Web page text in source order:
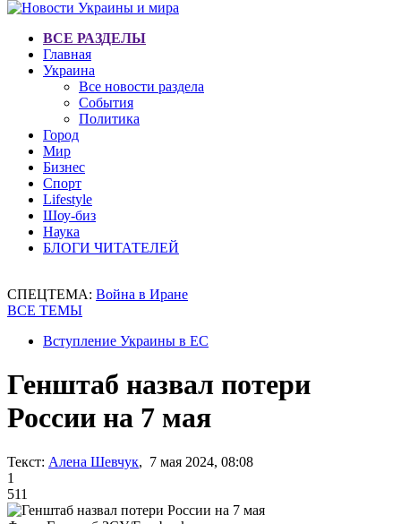
ВСЕ РАЗДЕЛЫ
Главная
Украина
Все новости раздела
События
Политика
Город
Мир
Бизнес
Спорт
Lifestyle
Шоу-биз
Наука
БЛОГИ ЧИТАТЕЛЕЙ
СПЕЦТЕМА: Война в Иране
ВСЕ ТЕМЫ
Вступление Украины в ЕС
Генштаб назвал потери
России на 7 мая
Текст: Алена Шевчук, 7 мая 2024, 08:08
1
511